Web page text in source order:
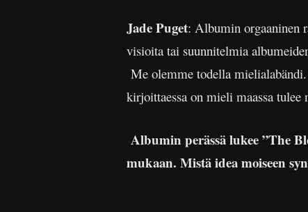
Jade Puget: Albumin orgaaninen
visioita tai suunnitelmia
Me olemme todella
kirjoittaessa on mieli maassa tulee
Albumin perässä lukee ”The
mukaan. Mistä idea moiseen